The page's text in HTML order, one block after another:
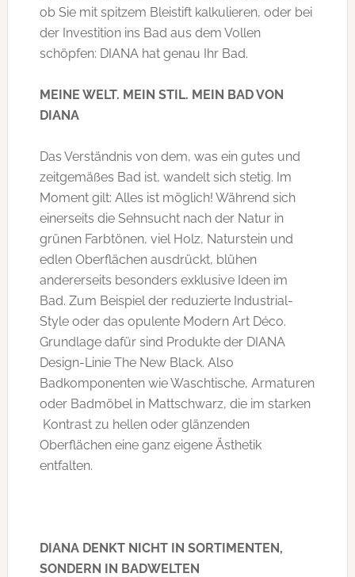
ob Sie mit spitzem Bleistift kalkulieren, oder bei
der Investition ins Bad aus dem Vollen
schöpfen: DIANA hat genau Ihr Bad.
MEINE WELT. MEIN STIL. MEIN BAD VON
DIANA
Das Verständnis von dem, was ein gutes und
zeitgemäßes Bad ist, wandelt sich stetig. Im
Moment gilt: Alles ist möglich! Während sich
einerseits die Sehnsucht nach der Natur in
grünen Farbtönen, viel Holz, Naturstein und
edlen Oberflächen ausdrückt, blühen
andererseits besonders exklusive Ideen im
Bad. Zum Beispiel der reduzierte Industrial-
Style oder das opulente Modern Art Déco.
Grundlage dafür sind Produkte der DIANA
Design-Linie The New Black. Also
Badkomponenten wie Waschtische, Armaturen
oder Badmöbel in Mattschwarz, die im starken
Kontrast zu hellen oder glänzenden
Oberflächen eine ganz eigene Ästhetik
entfalten.
DIANA DENKT NICHT IN SORTIMENTEN,
SONDERN IN BADWELTEN